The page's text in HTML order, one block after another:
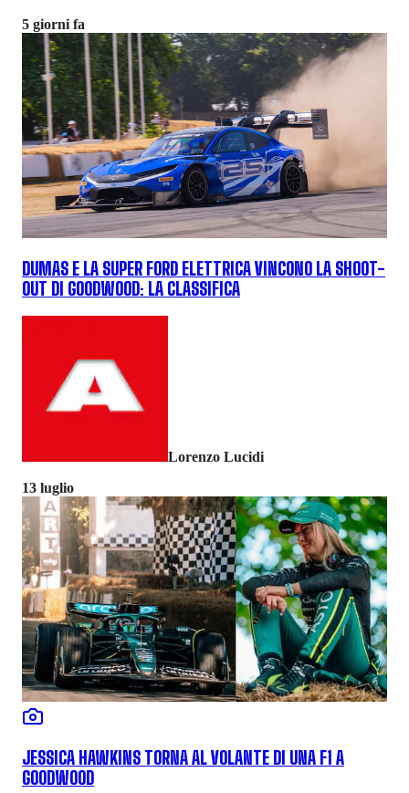
5 giorni fa
DUMAS E LA SUPER FORD ELETTRICA VINCONO LA SHOOT-
OUT DI GOODWOOD: LA CLASSIFICA
Lorenzo Lucidi
13 luglio
JESSICA HAWKINS TORNA AL VOLANTE DI UNA F1 A
GOODWOOD